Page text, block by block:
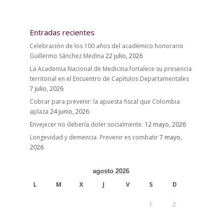
Entradas recientes
Celebración de los 100 años del académico honorario
Guillermo Sánchez Medina 22 julio, 2026
La Academia Nacional de Medicina fortalece su presencia
territorial en el Encuentro de Capítulos Departamentales
7 julio, 2026
Cobrar para prevenir: la apuesta fiscal que Colombia
aplaza 24 junio, 2026
Envejecer no debería doler socialmente. 12 mayo, 2026
Longevidad y demencia. Prevenir es combatir7 mayo,
2026
agosto 2026
L M X J V S D
1 2